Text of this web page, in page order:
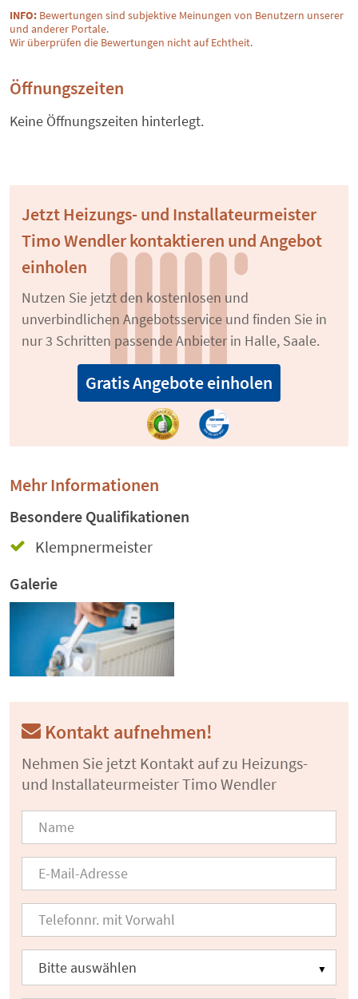
INFO: Bewertungen sind subjektive Meinungen von Benutzern unserer
und anderer Portale.
Wir überprüfen die Bewertungen nicht auf Echtheit.
Öffnungszeiten
Keine Öffnungszeiten hinterlegt.
Jetzt Heizungs- und Installateurmeister
Timo Wendler kontaktieren und Angebot
einholen
Nutzen Sie jetzt den kostenlosen und
unverbindlichen Angebotsservice und finden Sie in
nur 3 Schritten passende Anbieter in Halle, Saale.
Gratis Angebote einholen
Mehr Informationen
Besondere Qualifikationen
Klempnermeister
Galerie
Kontakt aufnehmen!
Nehmen Sie jetzt Kontakt auf zu Heizungs-
und Installateurmeister Timo Wendler